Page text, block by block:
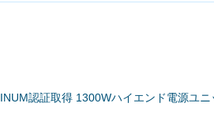
認証取得 1300Wハイエンド電源ユ